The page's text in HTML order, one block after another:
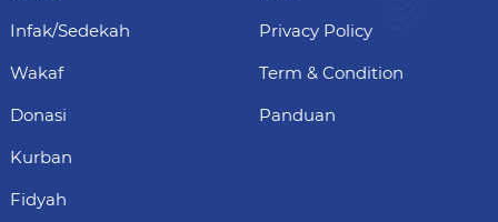
Infak/Sedekah
Wakaf
Donasi
Kurban
Fidyah
Privacy Policy
Term & Condition
Panduan